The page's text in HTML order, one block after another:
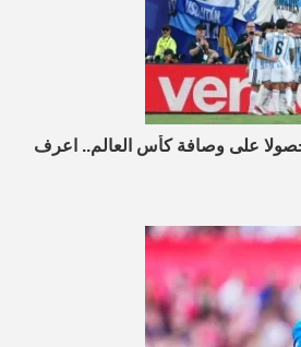
حصولا على وصافة كأس العالم.. اعرف